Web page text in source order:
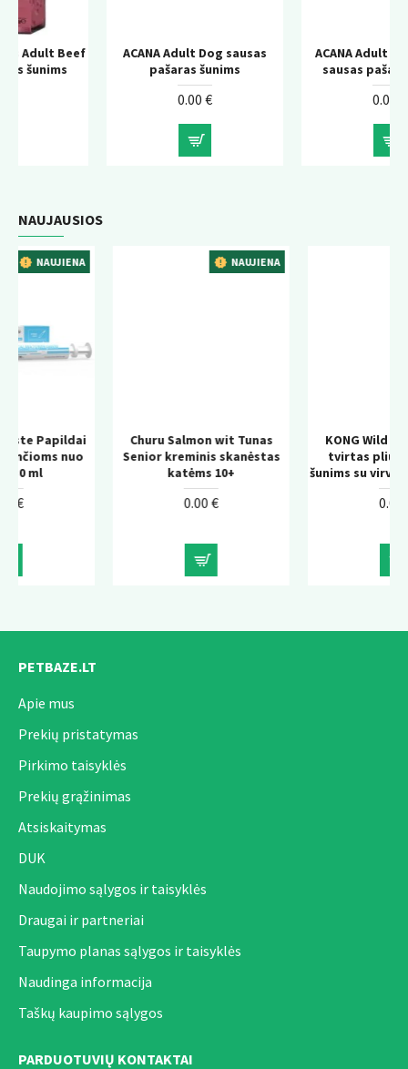
ACANA Adult Dog sausas
pašaras šunims
ACANA Adult Large Breed
sausas pašaras šunims
NAUJAUSIOS
Churu Salmon wit Tunas
Senior kreminis skanėstas
KONG Wild Knots Bear –
tvirtas pliušinis žaislas
šunims su virvės konstrukcija
PETBAZE.LT
Apie mus
Prekių pristatymas
Pirkimo taisyklės
Prekių grąžinimas
Atsiskaitymas
DUK
Naudojimo sąlygos ir taisyklės
Draugai ir partneriai
Taupymo planas sąlygos ir taisyklės
Naudinga informacija
Taškų kaupimo sąlygos
PARDUOTUVIŲ KONTAKTAI